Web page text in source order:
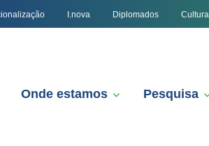
I.nova Diplomados Cultura
Onde estamos Pesquisa